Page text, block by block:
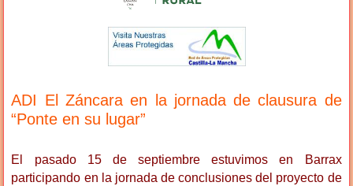
ADI El Záncara en la jornada de clausura de
“Ponte en su lugar”
El pasado 15 de septiembre estuvimos en Barrax
participando en la jornada de conclusiones del proyecto de